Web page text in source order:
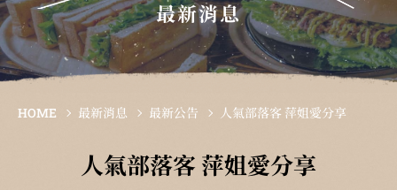
美味餐點
最新消息
HOME 最新消息 最新公告 人氣部落客 萍姐愛分享
人氣部落客 萍姐愛分享